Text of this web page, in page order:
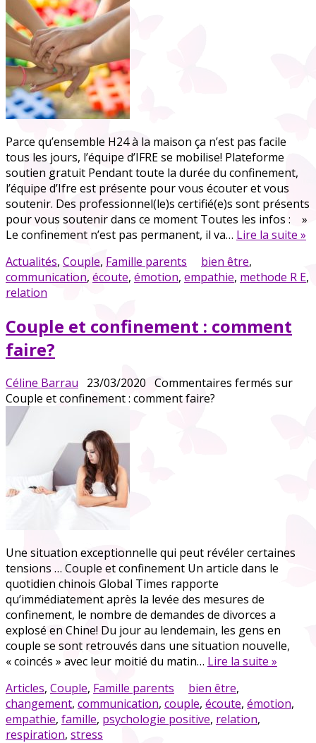
Parce qu’ensemble H24 à la maison ça n’est pas facile
tous les jours, l’équipe d’IFRE se mobilise! Plateforme
soutien gratuit Pendant toute la durée du confinement,
l’équipe d’Ifre est présente pour vous écouter et vous
soutenir. Des professionnel(le)s certifié(e)s sont présents
pour vous soutenir dans ce moment Toutes les infos : »
Le confinement n’est pas permanent, il va… Lire la suite »
Actualités, Couple, Famille parents bien être,
communication, écoute, émotion, empathie, methode R E,
relation
Couple et confinement : comment
faire?
Céline Barrau 23/03/2020 Commentaires fermés sur
Couple et confinement : comment faire?
Une situation exceptionnelle qui peut révéler certaines
tensions … Couple et confinement Un article dans le
quotidien chinois Global Times rapporte
qu’immédiatement après la levée des mesures de
confinement, le nombre de demandes de divorces a
explosé en Chine! Du jour au lendemain, les gens en
couple se sont retrouvés dans une situation nouvelle,
« coincés » avec leur moitié du matin… Lire la suite »
Articles, Couple, Famille parents bien être,
changement, communication, couple, écoute, émotion,
empathie, famille, psychologie positive, relation,
respiration, stress